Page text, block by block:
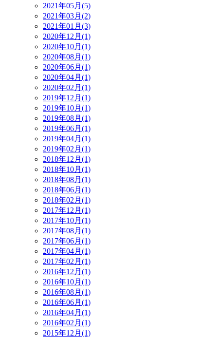
2021年05月(5)
2021年03月(2)
2021年01月(3)
2020年12月(1)
2020年10月(1)
2020年08月(1)
2020年06月(1)
2020年04月(1)
2020年02月(1)
2019年12月(1)
2019年10月(1)
2019年08月(1)
2019年06月(1)
2019年04月(1)
2019年02月(1)
2018年12月(1)
2018年10月(1)
2018年08月(1)
2018年06月(1)
2018年02月(1)
2017年12月(1)
2017年10月(1)
2017年08月(1)
2017年06月(1)
2017年04月(1)
2017年02月(1)
2016年12月(1)
2016年10月(1)
2016年08月(1)
2016年06月(1)
2016年04月(1)
2016年02月(1)
2015年12月(1)